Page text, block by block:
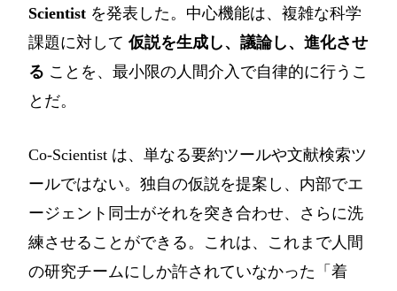
Scientist を発表した。中心機能は、複雑な科学
課題に対して仮説を生成し、議論し、進化させ
る ことを、最小限の人間介入で自律的に行うこ
とだ。
Co-Scientist は、単なる要約ツールや文献検索ツ
ールではない。独自の仮説を提案し、内部でエ
ージェント同士がそれを突き合わせ、さらに洗
練させることができる。これは、これまで人間
の研究チームにしか許されていなかった「着